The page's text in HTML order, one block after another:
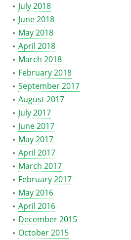
July 2018
June 2018
May 2018
April 2018
March 2018
February 2018
September 2017
August 2017
July 2017
June 2017
May 2017
April 2017
March 2017
February 2017
May 2016
April 2016
December 2015
October 2015